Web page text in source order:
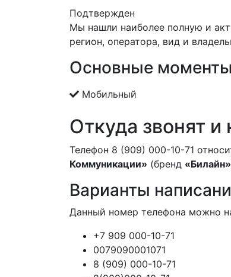
Подтвержден
Мы нашли наиболее полную и
регион, оператора, вид и
Основные моменты
Мобильный
Откуда звонят и
Телефон 8 (909) 000-10-71
Коммуникации» (бренд «Билайн»
Варианты
Данный номер телефона можно
+7 909 000-10-71
0079090001071
8 (909) 000-10-71